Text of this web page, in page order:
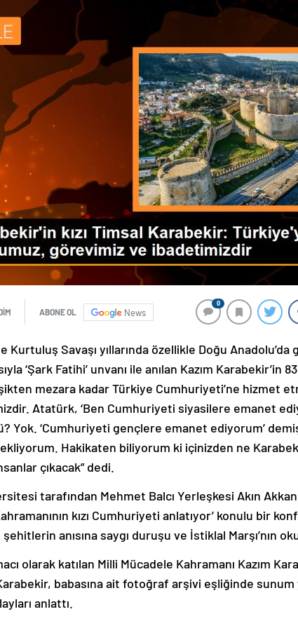
ABONE OL News
0
Kurtuluş Savaşı yıllarında özellikle Doğu
‘Şark Fatihi’ unvanı ile anılan Kazım Karabekir’in 83
mezara kadar Türkiye Cumhuriyeti’ne hizmet
Atatürk, ‘Ben Cumhuriyeti siyasilere emanet
Yok. ‘Cumhuriyeti gençlere emanet ediyorum’
Hakikaten biliyorum ki içinizden ne
çıkacak” dedi.
tarafından Mehmet Balcı Yerleşkesi Akın
kızı Cumhuriyeti anlatıyor’ konulu bir
anısına saygı duruşu ve İstiklal Marşı’nın
olarak katılan Milli Mücadele Kahramanı Kazım
Karabekir, babasına ait fotoğraf arşivi eşliğinde
anlattı.